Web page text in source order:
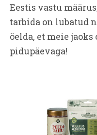
Eestis vastu
tarbida on lubatud
öelda, et meie
pidupäevaga!